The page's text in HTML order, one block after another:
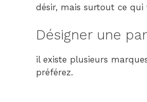
désir, mais surtout ce
Désigner une
il existe plusieurs
préférez.